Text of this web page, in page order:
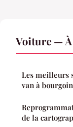
Voiture —
Les meilleurs
van à bourgoin
de la